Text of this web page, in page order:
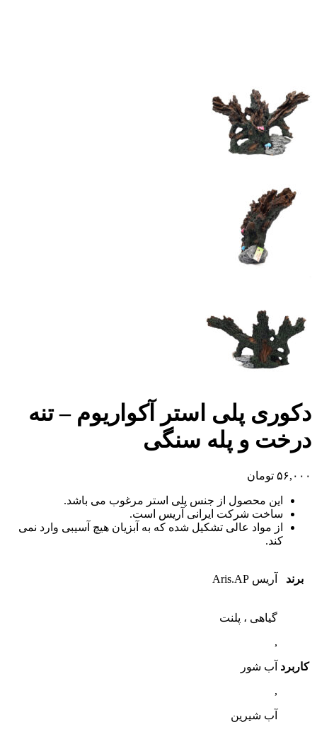
دکوری پلی استر آکواریوم – تنه
درخت و پله سنگی
۵۶,۰۰۰ تومان
این محصول از جنس پلی استر مرغوب می باشد.
ساخت شرکت ایرانی آریس است.
از مواد عالی تشکیل شده که به آبزیان هیچ آسیبی وارد نمی
کند.
برند آریس Aris.AP
کاربرد
گیاهی ، پلنت
,
آب شور
,
آب شیرین